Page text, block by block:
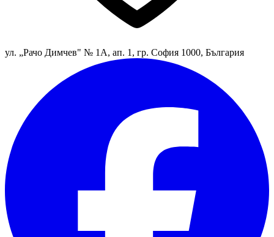
ул. „Рачо Димчев" № 1А, ап. 1, гр. София 1000, България